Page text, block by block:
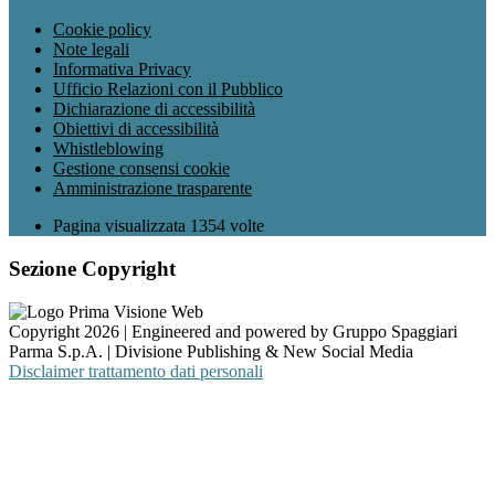
Cookie policy
Note legali
Informativa Privacy
Ufficio Relazioni con il Pubblico
Dichiarazione di accessibilità
Obiettivi di accessibilità
Whistleblowing
Gestione consensi cookie
Amministrazione trasparente
Pagina visualizzata 1354 volte
Sezione Copyright
Copyright 2026 | Engineered and powered by Gruppo Spaggiari
Parma S.p.A. | Divisione Publishing & New Social Media
Disclaimer trattamento dati personali